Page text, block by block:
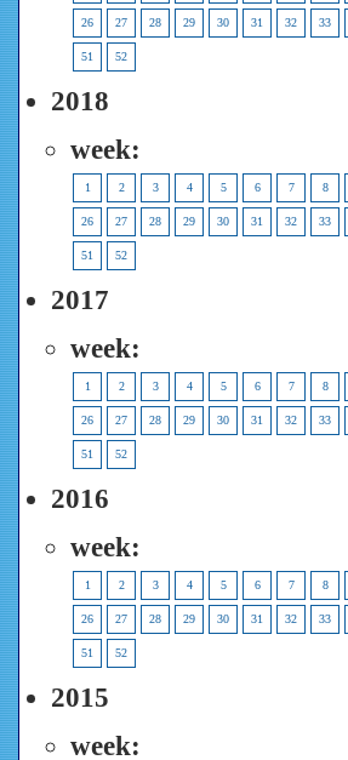
26 27 28 29 30 31 32 33
51 52
2018
week:
1 2 3 4 5 6 7 8
26 27 28 29 30 31 32 33
51 52
2017
week:
1 2 3 4 5 6 7 8
26 27 28 29 30 31 32 33
51 52
2016
week:
1 2 3 4 5 6 7 8
26 27 28 29 30 31 32 33
51 52
2015
week: